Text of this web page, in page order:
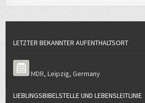
LETZTER BEKANNTER AUFENTHALTSORT
MDR,Leipzig,Germany
LIEBLINGSBIBELSTELLE UND LEBENSLEITLINIE